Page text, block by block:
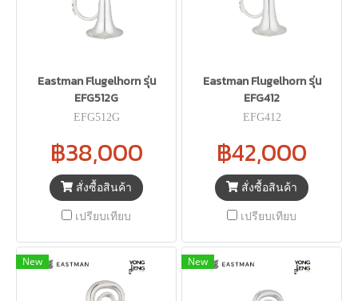
Eastman Flugelhorn รุ่น
EFG512G
EFG512G
฿38,000
สั่งซื้อสินค้า
เปรียบเทียบ
Eastman Flugelhorn รุ่น
EFG412
EFG412
฿42,000
สั่งซื้อสินค้า
เปรียบเทียบ
New New